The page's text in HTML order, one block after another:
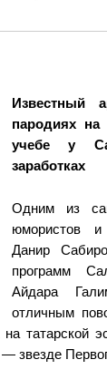
Известный
пародиях
учебе у
заработках
Одним из
юмористов
Данир
программ
Айдара
отличным
татарской
звезде